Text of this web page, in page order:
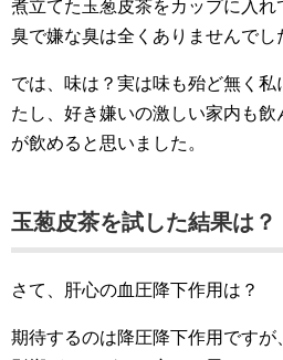
煮立てた玉葱皮茶をカップに入
臭で嫌な臭は全くありませんでし
では、味は？実は味も殆ど無く
たし、好き嫌いの激しい家内も
が飲めると思いました。
玉葱皮茶を試した結果は？
さて、肝心の血圧降下作用は？
期待するのは降圧降下作用です